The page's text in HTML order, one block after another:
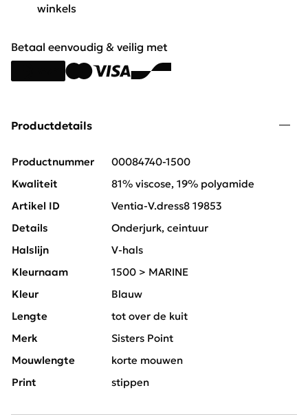
winkels
Betaal eenvoudig & veilig met
Productdetails
Productnummer
00084740-1500
Kwaliteit
81% viscose, 19% polyamide
Artikel ID
Ventia-V.dress8 19853
Details
Onderjurk, ceintuur
Halslijn
V-hals
Kleurnaam
1500 > MARINE
Kleur
Blauw
Lengte
tot over de kuit
Merk
Sisters Point
Mouwlengte
korte mouwen
Print
stippen